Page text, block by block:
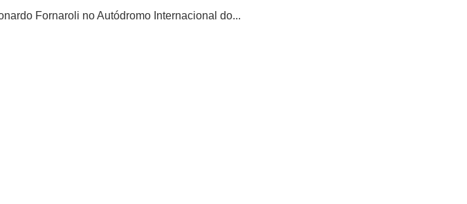
Fornaroli no Autódromo Internacional do...